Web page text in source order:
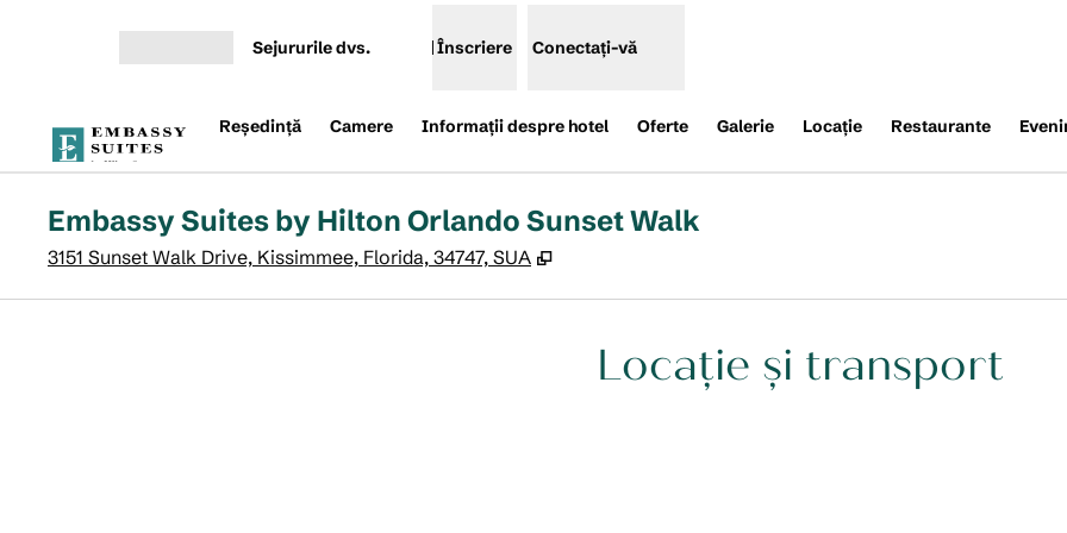
Sejururile dvs. Înscriere Conectați-vă
Reşedinţă Camere Informații despre hotel Oferte Galerie Locaţie Restaurante
Embassy Suites by Hilton Orlando Sunset Walk
3151 Sunset Walk Drive, Kissimmee, Florida, 34747, SUA ,
Locație și transport